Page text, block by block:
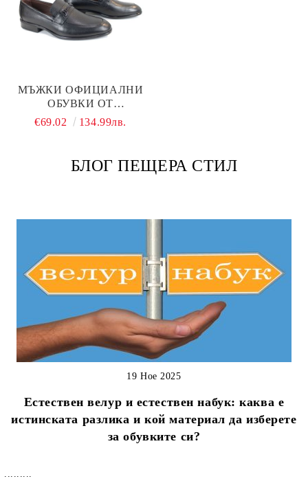
МЪЖКИ ОФИЦИАЛНИ
ОБУВКИ ОТ
ЕСТЕСТВЕНА КОЖА В
€69.02 134.99лв.
БЛОГ ПЕЩЕРА СТИЛ
Естествен велур и естествен набук: каква е
истинската разлика и кой материал да изберете
за обувките си?
19 Ное 2025
.........